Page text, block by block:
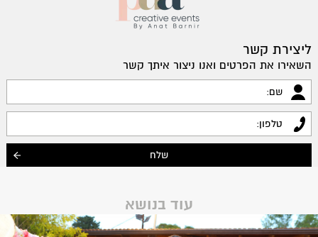
ליצירת קשר
השאירו את הפרטים ואנו ניצור איתך קשר
עוד בנושא